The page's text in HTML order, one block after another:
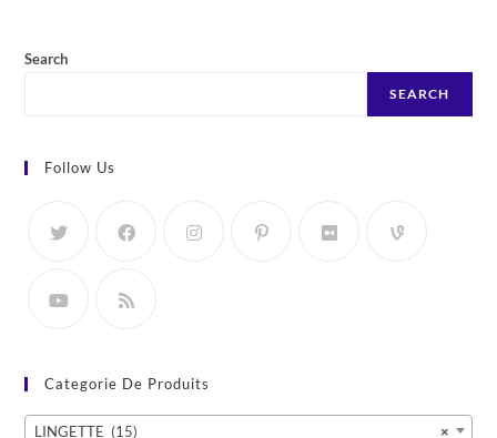
Search
SEARCH
Follow Us
Categorie De Produits
×
LINGETTE (15)